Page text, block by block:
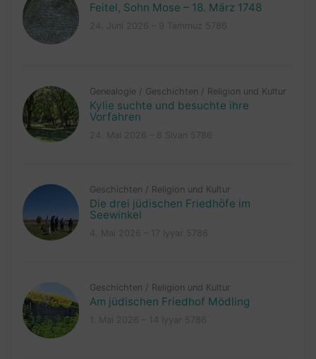
Feitel, Sohn Mose – 18. März 1748
Genealogie / Geschichten / Religion und Kultur
Kylie suchte und besuchte ihre
Vorfahren
Geschichten / Religion und Kultur
Die drei jüdischen Friedhöfe im
Seewinkel
Geschichten / Religion und Kultur
Am jüdischen Friedhof Mödling